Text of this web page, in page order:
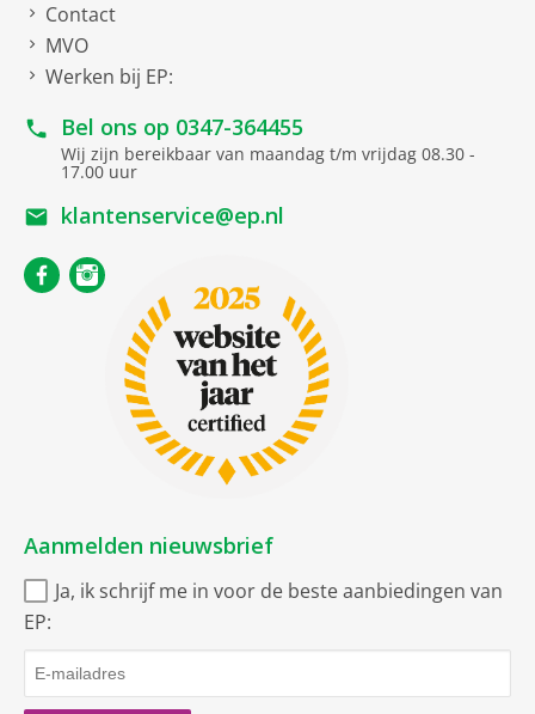
Contact
MVO
Werken bij EP:
Bel ons op 0347-364455
Wij zijn bereikbaar van maandag t/m vrijdag 08.30 -
17.00 uur
klantenservice@ep.nl
Aanmelden nieuwsbrief
Ja, ik schrijf me in voor de beste aanbiedingen van
EP: